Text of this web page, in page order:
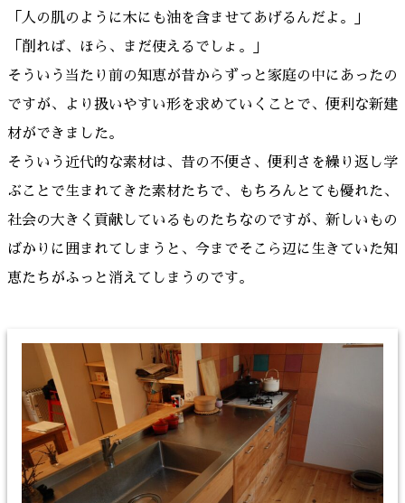
「人の肌のように木にも油を含ませてあげるんだよ。」
「削れば、ほら、まだ使えるでしょ。」
そういう当たり前の知恵が昔からずっと家庭の中にあったの
ですが、より扱いやすい形を求めていくことで、便利な新建
材ができました。
そういう近代的な素材は、昔の不便さ、便利さを繰り返し学
ぶことで生まれてきた素材たちで、もちろんとても優れた、
社会の大きく貢献しているものたちなのですが、新しいもの
ばかりに囲まれてしまうと、今までそこら辺に生きていた知
恵たちがふっと消えてしまうのです。